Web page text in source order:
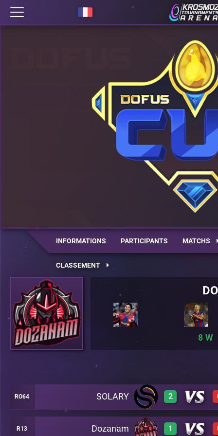
INFORMATIONS PARTICIPANTS MATCHS
CLASSEMENT
8
RO64 SOLARY 2
3 A20
R13 Dozanam 1